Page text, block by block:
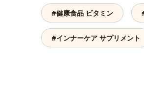
#健康食品 ビタミン
#インナーケア サプリメント